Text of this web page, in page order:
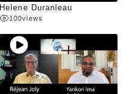
Helene Duranleau
100views